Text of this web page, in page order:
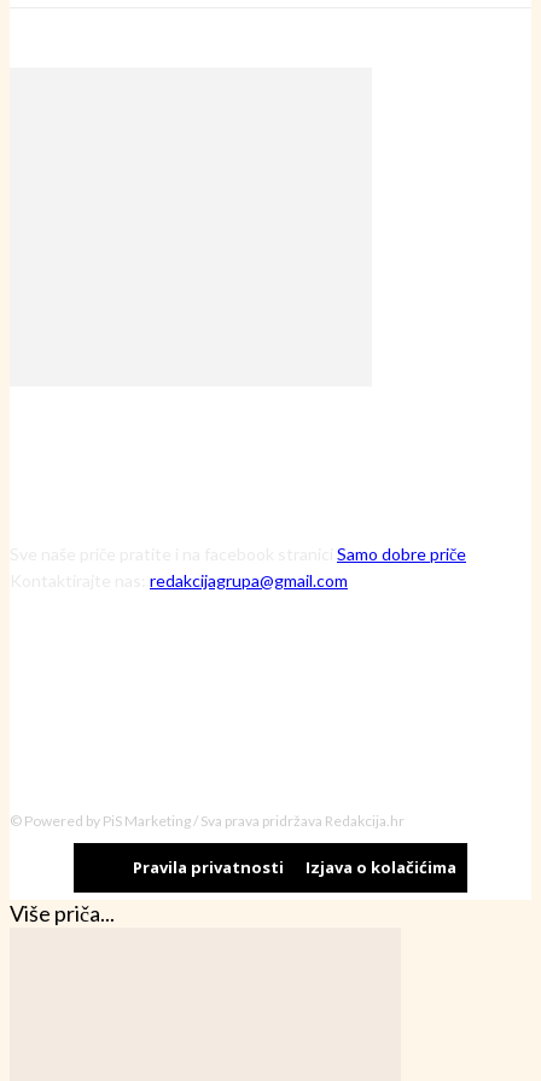
Samo dobre priče
redakcijagrupa@gmail.com
© Powered by PiS Marketing / Sva prava pridržava Redakcija.hr
Pravila privatnosti Izjava o kolačićima
Više priča...